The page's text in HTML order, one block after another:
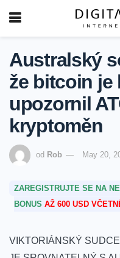
Australský
že bitcoin je
upozornil
kryptoměn
od Rob May 20,
ZAREGISTRUJTE SE NA
BONUS AŽ 600 USD
VIKTORIÁNSKÝ